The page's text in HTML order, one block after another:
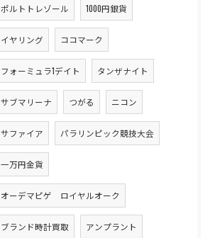
ポルトトレゾール 1000円銀貨
イヤリング ココマーク
フォーミュラ1デイト タンザナイト
サブマリーナ つがる ニコン
サファイア パラリンピック競技大会
一万円金貨
オーデマピゲ ロイヤルオーク
ブランド時計買取 アンプラント